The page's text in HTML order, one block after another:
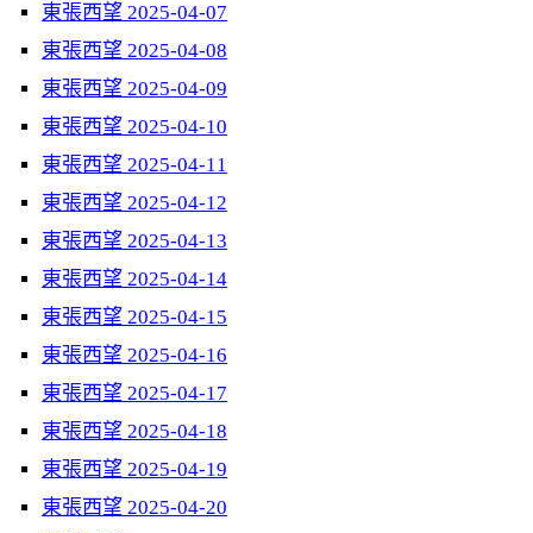
東張西望 2025-04-07
東張西望 2025-04-08
東張西望 2025-04-09
東張西望 2025-04-10
東張西望 2025-04-11
東張西望 2025-04-12
東張西望 2025-04-13
東張西望 2025-04-14
東張西望 2025-04-15
東張西望 2025-04-16
東張西望 2025-04-17
東張西望 2025-04-18
東張西望 2025-04-19
東張西望 2025-04-20